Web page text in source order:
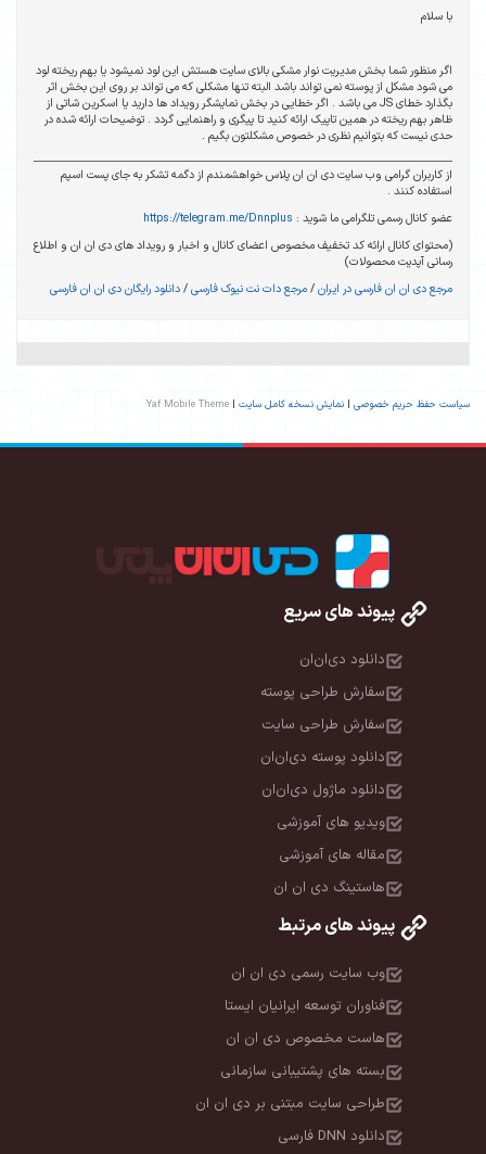
با سلام
اگر منظور شما بخش مدیریت نوار مشکی بالای سایت هستش این لود نمیشود یا بهم ریخته لود
می شود مشکل از پوسته نمی تواند باشد البته تنها مشکلی که می تواند بر روی این بخش اثر
بگذارد خطای JS می باشد . اگر خطایی در بخش نمایشگر رویداد ها دارید یا اسکرین شاتی از
ظاهر بهم ریخته در همین تاپیک ارائه کنید تا پیگری و راهنمایی گردد . توضیحات ارائه شده در
حدی نیست که بتوانیم نظری در خصوص مشکلتون بگیم .
از کاربران گرامی وب سایت دی ان ان پلاس خواهشمندم از دگمه تشکر به جای پست اسپم
استفاده کنند .
عضو کانال رسمی تلگرامی ما شوید : https://telegram.me/Dnnplus
(محتوای کانال ارائه کد تخفیف مخصوص اعضای کانال و اخبار و رویداد های دی ان ان و اطلاع
رسانی آپدیت محصولات)
مرجع دی ان ان فارسی در ایران/مرجع دات نت نیوک فارسی/دانلود رایگان دی ان ان فارسی
سیاست حفظ حریم خصوصی | نمایش نسخه کامل سایت |
Yaf Mobile Theme
پیوند های سریع
دانلود دی‌ان‌ان
سفارش طراحی پوسته
سفارش طراحی سایت
دانلود پوسته دی‌ان‌ان
دانلود ماژول دی‌ان‌ان
ویدیو های آموزشی
مقاله های آموزشی
هاستینگ دی ان ان
پیوند های مرتبط
وب سایت رسمی دی ان ان
فناوران توسعه ایرانیان ایستا
هاست مخصوص دی ان ان
بسته های پشتیبانی سازمانی
طراحی سایت مبتنی بر دی ان ان
دانلود DNN فارسی